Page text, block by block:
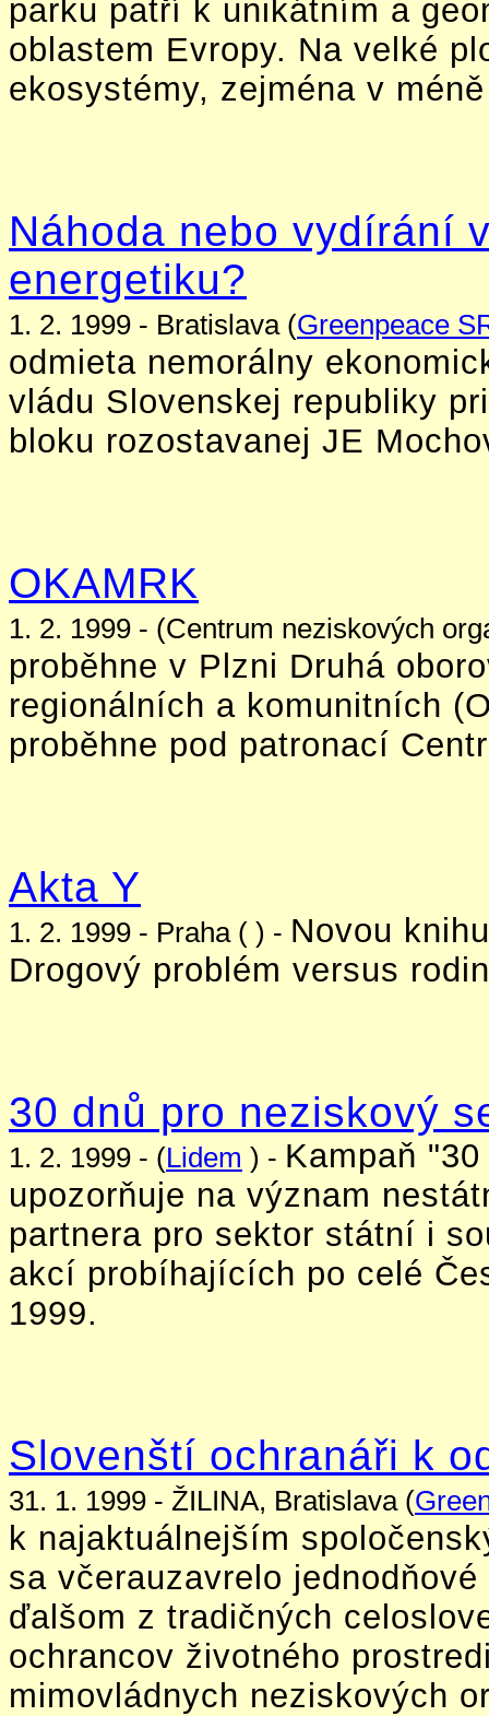
parku patří k unikátním a
oblastem Evropy. Na velké
ekosystémy, zejména v
Náhoda nebo vydírání
energetiku?
1. 2. 1999 - Bratislava (Greenpeace
odmieta nemorálny
vládu Slovenskej republiky
bloku rozostavanej JE
OKAMRK
1. 2. 1999 - (Centrum neziskových
proběhne v Plzni Druhá
regionálních a komunitních
proběhne pod patronací
Akta Y
1. 2. 1999 - Praha ( ) - Novou
Drogový problém versus
30 dnů pro neziskový
1. 2. 1999 - (Lidem ) - Kampaň
upozorňuje na význam
partnera pro sektor státní i
akcí probíhajících po celé
1999.
Slovenští ochranáři k
31. 1. 1999 - ŽILINA, Bratislava (
k najaktuálnejším
sa včerauzavrelo
ďalšom z tradičných
ochrancov životného
mimovládnych neziskových